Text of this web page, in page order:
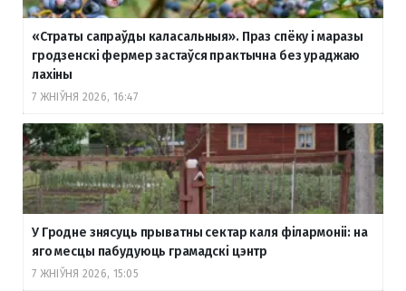
«Страты сапраўды каласальныя». Праз спёку і маразы
гродзенскі фермер застаўся практычна без ураджаю
лахіны
7 ЖНІЎНЯ 2026, 16:47
У Гродне знясуць прыватны сектар каля філармоніі: на
яго месцы пабудуюць грамадскі цэнтр
7 ЖНІЎНЯ 2026, 15:05